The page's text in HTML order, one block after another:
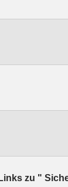
zu "